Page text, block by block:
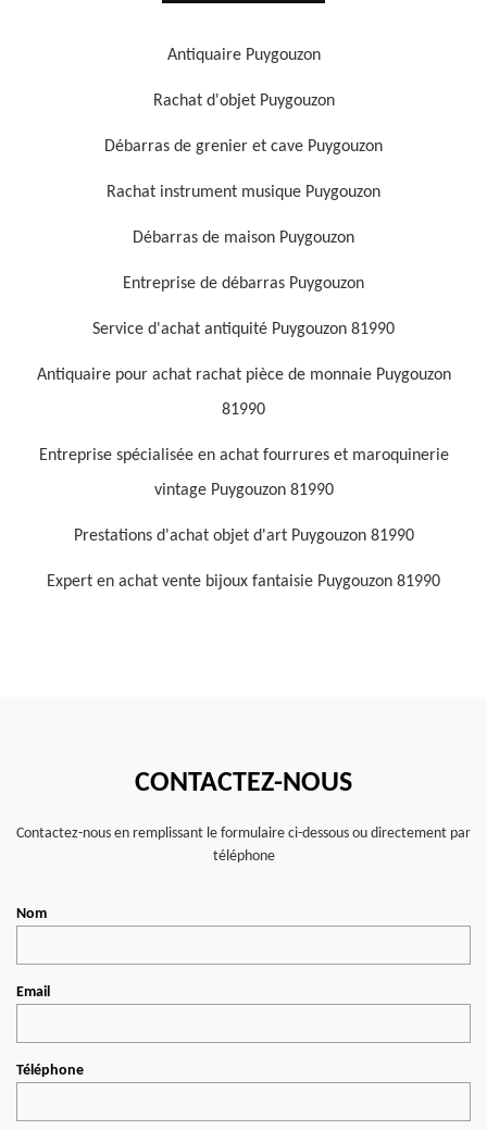
Antiquaire Puygouzon
Rachat d'objet Puygouzon
Débarras de grenier et cave Puygouzon
Rachat instrument musique Puygouzon
Débarras de maison Puygouzon
Entreprise de débarras Puygouzon
Service d'achat antiquité Puygouzon 81990
Antiquaire pour achat rachat pièce de monnaie Puygouzon
81990
Entreprise spécialisée en achat fourrures et maroquinerie
vintage Puygouzon 81990
Prestations d'achat objet d'art Puygouzon 81990
Expert en achat vente bijoux fantaisie Puygouzon 81990
CONTACTEZ-NOUS
Contactez-nous en remplissant le formulaire ci-dessous ou directement par
téléphone
Nom
Email
Téléphone